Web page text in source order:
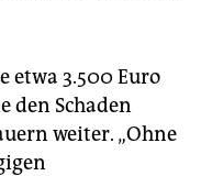
etwa 3.500 Euro
den Schaden
weiter. „Ohne